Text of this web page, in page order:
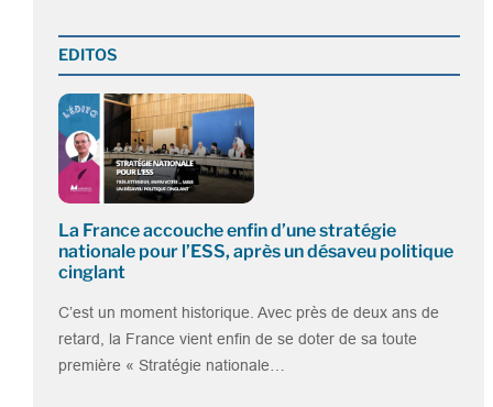
EDITOS
La France accouche enfin d’une stratégie
nationale pour l’ESS, après un désaveu politique
cinglant
C’est un moment historique. Avec près de deux ans de
retard, la France vient enfin de se doter de sa toute
première « Stratégie nationale…